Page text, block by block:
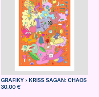
GRAFIKY› KRISS SAGAN: CHAOS
30,00 €